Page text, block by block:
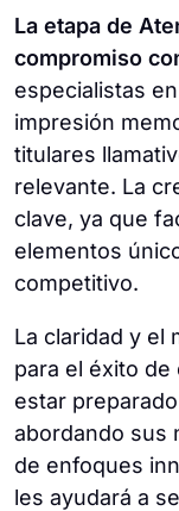
La etapa de
compromiso
especialistas
impresión
titulares
relevante. La
clave, ya que
elementos
competitivo.
La claridad y el
para el éxito de
estar
abordando sus
de enfoques
les ayudará a